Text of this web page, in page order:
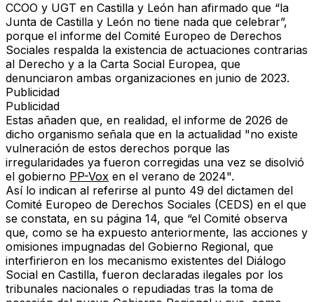
CCOO y UGT en Castilla y León han afirmado que “la
Junta de Castilla y León no tiene nada que celebrar”,
porque el informe del Comité Europeo de Derechos
Sociales respalda la existencia de actuaciones contrarias
al Derecho y a la Carta Social Europea, que
denunciaron ambas organizaciones en junio de 2023.
Publicidad
Publicidad
Estas añaden que, en realidad, el informe de 2026 de
dicho organismo señala que en la actualidad "no existe
vulneración de estos derechos porque las
irregularidades ya fueron corregidas una vez se disolvió
el gobierno PP-Vox en el verano de 2024".
Así lo indican al referirse al punto 49 del dictamen del
Comité Europeo de Derechos Sociales (CEDS) en el que
se constata, en su página 14, que “el Comité observa
que, como se ha expuesto anteriormente, las acciones y
omisiones impugnadas del Gobierno Regional, que
interfirieron en los mecanismo existentes del Diálogo
Social en Castilla, fueron declaradas ilegales por los
tribunales nacionales o repudiadas tras la toma de